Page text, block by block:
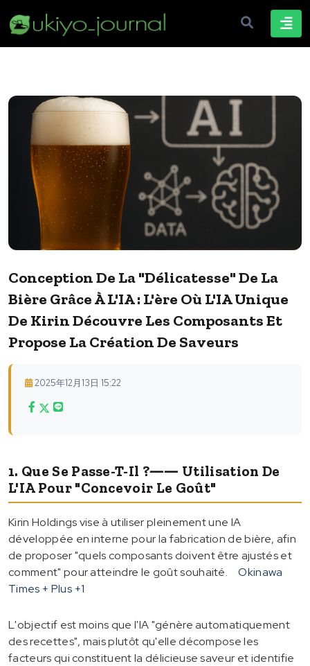
Conception De La "délicatesse" De La
Bière Grâce À L'IA : L'ère Où L'IA Unique
De Kirin Découvre Les Composants Et
Propose La Création De Saveurs
2025年12月13日 15:22
1. Que Se Passe-T-Il ?―― Utilisation De
L'IA Pour "concevoir Le Goût"
Kirin Holdings vise à utiliser pleinement une IA
développée en interne pour la fabrication de bière, afin
de proposer "quels composants doivent être ajustés et
comment" pour atteindre le goût souhaité.
Okinawa
Times + Plus +1
L'objectif est moins que l'IA "génère automatiquement
des recettes", mais plutôt qu'elle décompose les
facteurs qui constituent la délicieuse saveur et identifie